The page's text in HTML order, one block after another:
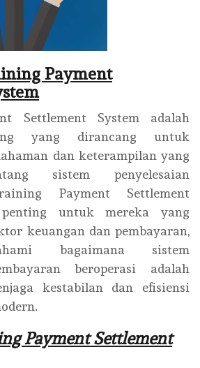
Payment
Settlement System adalah
yang dirancang untuk
dan keterampilan yang
sistem penyelesaian
Payment Settlement
untuk mereka yang
keuangan dan pembayaran,
bagaimana sistem
beroperasi adalah
kestabilan dan efisiensi
Payment Settlement